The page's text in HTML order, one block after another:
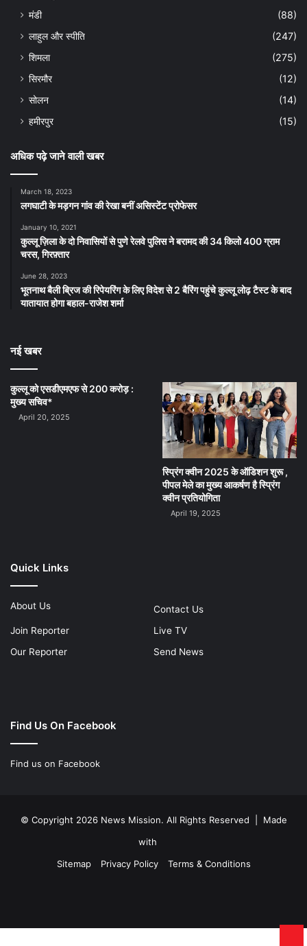
मंडी
(88)
लाहुल और स्पीति
(247)
शिमला
(275)
सिरमौर
(12)
सोलन
(14)
हमीरपुर
(15)
अधिक पढ़े जाने वाली खबर
March 18, 2023
लगघाटी के मड़गन गांव की रेखा बनीं असिस्टेंट प्रोफेसर
January 10, 2021
कुल्लू ज़िला के दो निवासियों से पुणे रेलवे पुलिस ने बरामद की 34 किलो 400 ग्राम
चरस, गिरफ़्तार
June 28, 2023
भूतनाथ बैली ब्रिज की रिपेयरिंग के लिए विदेश से 2 बैरिंग पहुंचे कुल्लू लोढ़ टैस्ट के बाद
यातायात होगा बहाल-राजेश शर्मा
नई खबर
कुल्लू को एसडीएमएफ से 200 करोड़ :
मुख्य सचिव*
April 20, 2025
स्प्रिंग क्वीन 2025 के ऑडिशन शुरू ,
पीपल मेले का मुख्य आकर्षण है स्प्रिंग
क्वीन प्रतियोगिता
April 19, 2025
Quick Links
About Us
Contact Us
Join Reporter
Live TV
Our Reporter
Send News
Find Us On Facebook
Find us on Facebook
© Copyright 2026 News Mission. All Rights Reserved | Made
with
Sitemap
Privacy Policy Terms & Conditions